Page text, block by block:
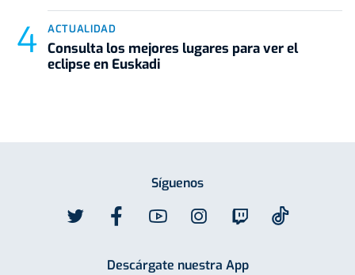
ACTUALIDAD
Consulta los mejores lugares para ver el
eclipse en Euskadi
Síguenos
Descárgate nuestra App